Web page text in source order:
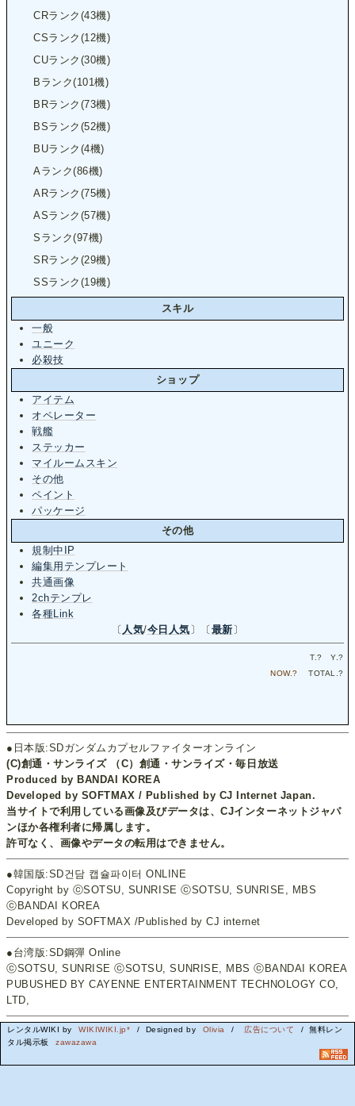
CRランク(43機)
CSランク(12機)
CUランク(30機)
Bランク(101機)
BRランク(73機)
BSランク(52機)
BUランク(4機)
Aランク(86機)
ARランク(75機)
ASランク(57機)
Sランク(97機)
SRランク(29機)
SSランク(19機)
スキル
一般
ユニーク
必殺技
ショップ
アイテム
オペレーター
戦艦
ステッカー
マイルームスキン
その他
ペイント
パッケージ
その他
規制中IP
編集用テンプレート
共通画像
2chテンプレ
各種Link
〔 人気/今日人気 〕〔 最新 〕
T.? Y.?
NOW.? TOTAL.?
●日本版:SDガンダムカプセルファイターオンライン
(C)創通・サンライズ （C）創通・サンライズ・毎日放送
Produced by BANDAI KOREA
Developed by SOFTMAX / Published by CJ Internet Japan.
当サイトで利用している画像及びデータは、CJインターネットジャパ
ンほか各権利者に帰属します。
許可なく、画像やデータの転用はできません。
●韓国版:SD건담 캡슐파이터 ONLINE
Copyright by ⓒSOTSU, SUNRISE ⓒSOTSU, SUNRISE, MBS
ⓒBANDAI KOREA
Developed by SOFTMAX /Published by CJ internet
●台湾版:SD鋼彈 Online
ⓒSOTSU, SUNRISE ⓒSOTSU, SUNRISE, MBS ⓒBANDAI KOREA
PUBUSHED BY CAYENNE ENTERTAINMENT TECHNOLOGY CO,
LTD,
レンタルWIKI by WIKIWIKI.jp* / Designed by Olivia / 広告について
/ 無料レン
タル掲示板
zawazawa